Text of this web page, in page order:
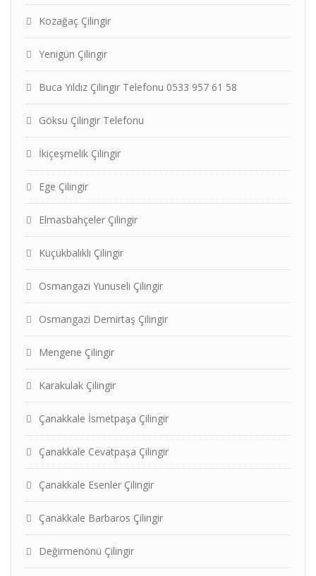
Kozağaç Çilingir
Yenigün Çilingir
Buca Yıldız Çilingir Telefonu 0533 957 61 58
Göksu Çilingir Telefonu
İkiçeşmelik Çilingir
Ege Çilingir
Elmasbahçeler Çilingir
Küçükbalıklı Çilingir
Osmangazi Yunuseli Çilingir
Osmangazi Demirtaş Çilingir
Mengene Çilingir
Karakulak Çilingir
Çanakkale İsmetpaşa Çilingir
Çanakkale Cevatpaşa Çilingir
Çanakkale Esenler Çilingir
Çanakkale Barbaros Çilingir
Değirmenönü Çilingir